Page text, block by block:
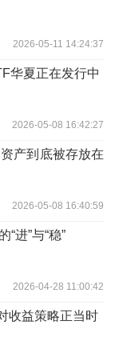
2026-05-11 14:24:37
华夏正在发行中
2026-05-08 16:42:27
产到底被存放在
2026-05-08 16:40:59
进”与“稳”
2026-04-28 11:00:42
收益策略正当时